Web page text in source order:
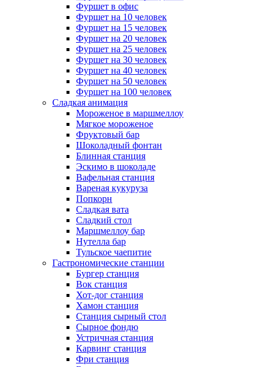
Фуршет в офис
Фуршет на 10 человек
Фуршет на 15 человек
Фуршет на 20 человек
Фуршет на 25 человек
Фуршет на 30 человек
Фуршет на 40 человек
Фуршет на 50 человек
Фуршет на 100 человек
Сладкая анимация
Мороженое в маршмеллоу
Мягкое мороженое
Фруктовый бар
Шоколадный фонтан
Блинная станция
Эскимо в шоколаде
Вафельная станция
Вареная кукуруза
Попкорн
Сладкая вата
Сладкий стол
Маршмеллоу бар
Нутелла бар
Тульское чаепитие
Гастрономические станции
Бургер станция
Вок станция
Хот-дог станция
Хамон станция
Станция сырный стол
Сырное фондю
Устричная станция
Карвинг станция
Фри станция